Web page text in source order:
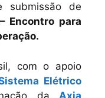
submissão de
Encontro para
com o apoio
Elétrico
da Axia